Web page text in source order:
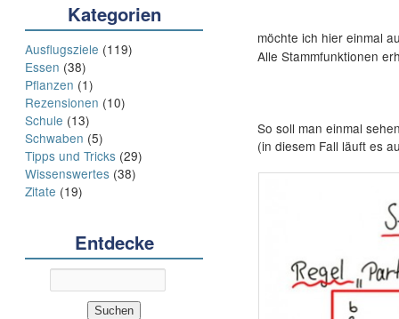
möchte ich hier einmal
Alle Stammfunktionen
So soll man einmal
(in diesem Fall läuft es
Kategorien
Ausflugsziele (119)
Essen (38)
Pflanzen (1)
Rezensionen (10)
Schule (13)
Schwaben (5)
Tipps und Tricks (29)
Wissenswertes (38)
Zitate (19)
Entdecke